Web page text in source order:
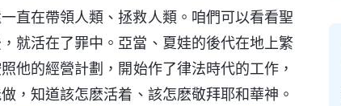
直在帶領人類、拯救人類。咱們可以看看聖
就活在了罪中。亞當、夏娃的後代在地上繁
他的經營計劃，開始作了律法時代的工作，
，知道該怎麽活着、該怎麽敬拜耶和華神。